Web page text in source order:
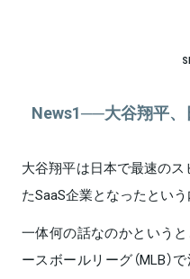
News1──大谷翔平、
大谷翔平は日本で最速のス
たSaaS企業となったとい
一体何の話なのかという
ースボールリーグ（MLB）